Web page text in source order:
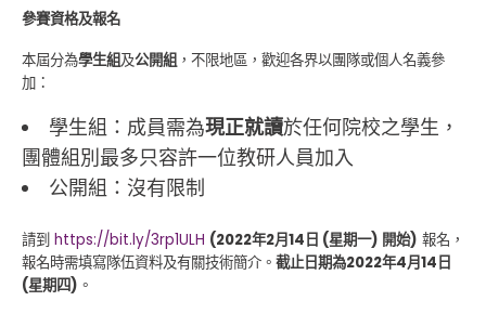
參賽資格及報名
本屆分為學生組及公開組，不限地區，歡迎各界以團隊或個人名義參
加：
學生組：成員需為現正就讀於任何院校之學生，
團體組別最多只容許一位教研人員加入
公開組：沒有限制
請到 https://bit.ly/3rp1ULH (2022年2月14日 (星期一) 開始) 報名，
報名時需填寫隊伍資料及有關技術簡介。 截止日期為2022年4月14日
(星期四) 。